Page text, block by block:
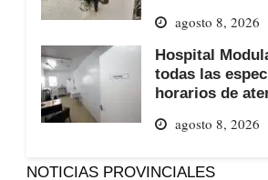
agosto 8, 2026
Hospital
todas las
horarios de
agosto 8, 2026
NOTICIAS PROVINCIALES